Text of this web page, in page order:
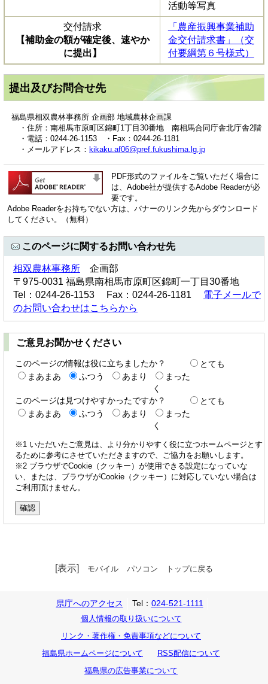
活動等写真
交付請求
【補助金の額が確定後、速やか
に提出】
「農産振興事業補助
金交付請求書」（交
付要綱第６号様式）
提出及びお問合せ先
福島県相双農林事務所 企画部 地域農林企画課
・住所：南相馬市原町区錦町1丁目30番地 南相馬合同庁舎北庁舎2階
・電話：0244-26-1153 ・Fax：0244-26-1181
・メールアドレス： kikaku.af06@pref.fukushima.lg.jp
PDF形式のファイルをご覧いただく場合に
は、Adobe社が提供するAdobe Readerが必
要です。
Adobe Readerをお持ちでない方は、バナーのリンク先からダウンロード
してください。（無料）
このページに関するお問い合わせ先
相双農林事務所 企画部
〒975-0031 福島県南相馬市原町区錦町一丁目30番地
Tel：0244-26-1153 Fax：0244-26-1181 電子メールで
のお問い合わせはこちらから
ご意見お聞かせください
このページの情報は役に立ちましたか？
とても
まあまあ
ふつう あまり
まった
く
このページは見つけやすかったですか？
とても
まあまあ
ふつう あまり
まった
く
※1 いただいたご意見は、より分かりやすく役に立つホームページとす
るために参考にさせていただきますので、ご協力をお願いします。
※2 ブラウザでCookie（クッキー）が使用できる設定になっていな
い、または、ブラウザがCookie（クッキー）に対応していない場合は
ご利用頂けません。
[表示] モバイル パソコン トップに戻る
県庁へのアクセス Tel： 024-521-1111
個人情報の取り扱いについて
リンク・著作権・免責事項などについて
福島県ホームページについて
RSS配信について
福島県の広告事業について